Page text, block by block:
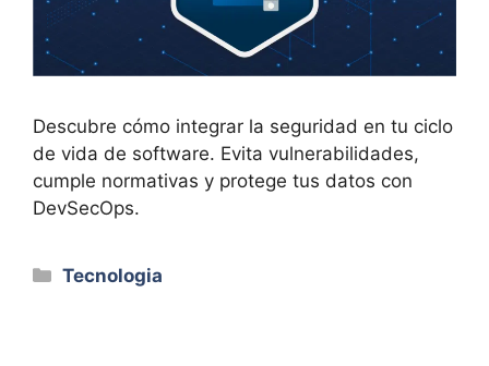
Descubre cómo integrar la seguridad en tu ciclo
de vida de software. Evita vulnerabilidades,
cumple normativas y protege tus datos con
DevSecOps.
Categorías
Tecnologia